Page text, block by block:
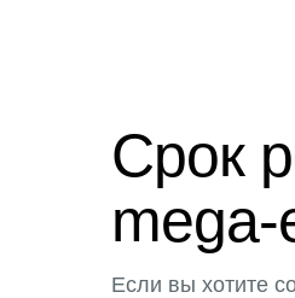
Срок
mega-
Если вы хотите